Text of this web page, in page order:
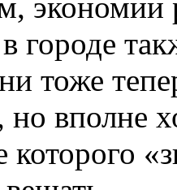
экономии
городе
тоже
но вполне
которого